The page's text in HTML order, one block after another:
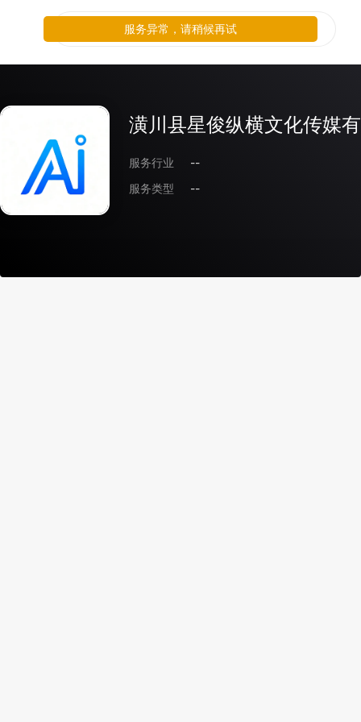
潢川县星俊纵横文化传媒
服务行业
--
服务类型
--
服务异常，请稍候再试